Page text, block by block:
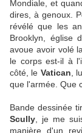
Mondiale, et
dires, à genoux.
révélé que les
Brooklyn, église
avoue avoir volé
le corps est-il à
côté, le Vatican ,
que l'armée. Que
Bande dessinée
Scully , je me
manière d'un